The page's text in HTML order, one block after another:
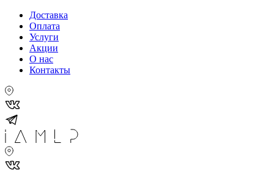
Доставка
Оплата
Услуги
Акции
О нас
Контакты